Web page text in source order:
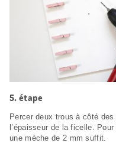
étape
Percer deux trous à côté
l’épaisseur de la ficelle.
une mèche de 2 mm suffit.